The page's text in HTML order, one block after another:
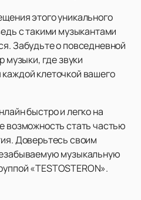
этого уникального
с такими музыкантами
Забудьте о повседневной
музыки, где звуки
клеточкой вашего
быстро и легко на
возможность стать частью
Доверьтесь своим
музыкальную
«TESTOSTERON».